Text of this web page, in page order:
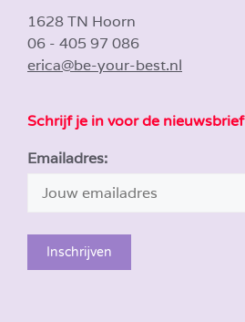
1628 TN Hoorn
06 - 405 97 086
erica@be-your-best.nl
Schrijf je in voor de nieuwsbrief
Emailadres: